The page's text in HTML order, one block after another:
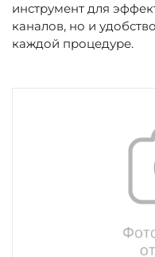
инструмент для
каналов, но и
каждой процедуре.